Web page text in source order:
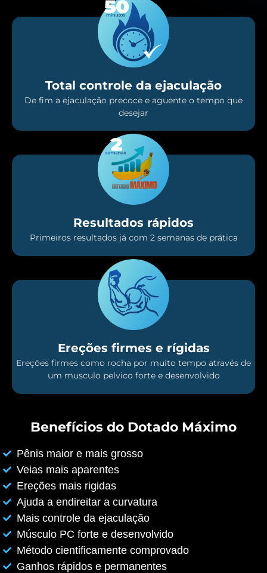
Total controle da ejaculação
De fim a ejaculação precoce e aguente o tempo que
desejar
Resultados rápidos
Primeiros resultados já com 2 semanas de prática
Ereções firmes e rígidas
Ereções firmes como rocha por muito tempo através de
um musculo pelvico forte e desenvolvido
Benefícios do Dotado Máximo
Pênis maior e mais grosso
Veias mais aparentes
Ereções mais rigidas
Ajuda a endireitar a curvatura
Mais controle da ejaculação
Músculo PC forte e desenvolvido
Método cientificamente comprovado
Ganhos rápidos e permanentes